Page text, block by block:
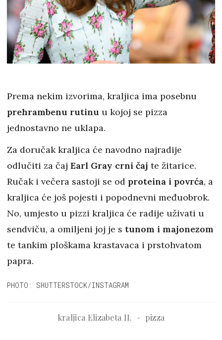
Prema nekim izvorima, kraljica ima posebnu
prehrambenu rutinu u kojoj se pizza
jednostavno ne uklapa.
Za doručak kraljica će navodno najradije
odlučiti za čaj Earl Gray crni čaj te žitarice.
Ručak i večera sastoji se od proteina i povrća, a
kraljica će još pojesti i popodnevni međuobrok.
No, umjesto u pizzi kraljica će radije uživati u
sendviču, a omiljeni joj je s tunom i majonezom
te tankim ploškama krastavaca i prstohvatom
papra.
PHOTO: SHUTTERSTOCK/INSTAGRAM
kraljica Elizabeta II. pizza